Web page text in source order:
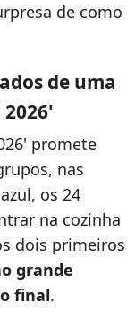
de como
de uma
promete
nas
os 24
na cozinha
dois primeiros
grande
final.